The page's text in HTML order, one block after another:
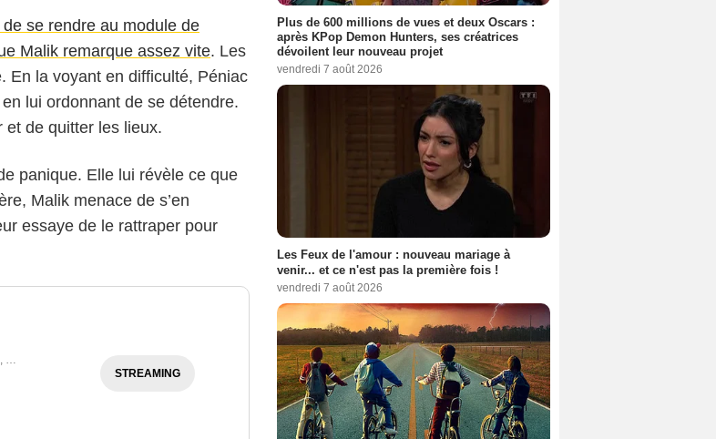
se rendre au module de
Malik remarque assez vite. Les
En la voyant en difficulté, Péniac
lui ordonnant de se détendre.
et de quitter les lieux.
panique. Elle lui révèle ce que
Malik menace de s’en
essaye de le rattraper pour
, Loan Becmont
STREAMING
Plus de 600 millions de vues et deux Oscars :
après KPop Demon Hunters, ses créatrices
dévoilent leur nouveau projet
vendredi 7 août 2026
Les Feux de l'amour : nouveau mariage à
venir... et ce n'est pas la première fois !
vendredi 7 août 2026